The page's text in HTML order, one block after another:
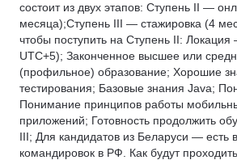
Unity
Docker
Node.js
Django
REST API
Технический директор
Алгоритмы и структуры данных
состоит из двух этапов: Ступень II —
месяца);Ступень III — стажировка (4
чтобы поступить на Ступень II:
UTC+5); Законченное высшее или
(профильное) образование; Хорошие
тестирования; Базовые знания Java;
Понимание принципов работы
приложений; Готовность продолжить
III; Для кандидатов из Беларуси — есть
командировок в РФ. Как будут